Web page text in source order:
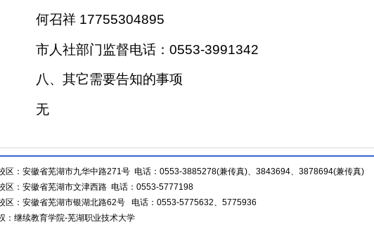
何召祥 17755304895
市人社部门监督电话：0553-3991342
八、其它需要告知的事项
无
区：安徽省芜湖市九华中路271号 电话：0553-3885278(兼传真)、3843694、3878694(兼传真)
区：安徽省芜湖市文津西路 电话：0553-5777198
区：安徽省芜湖市银湖北路62号 电话：0553-5775632、5775936
：继续教育学院-芜湖职业技术大学